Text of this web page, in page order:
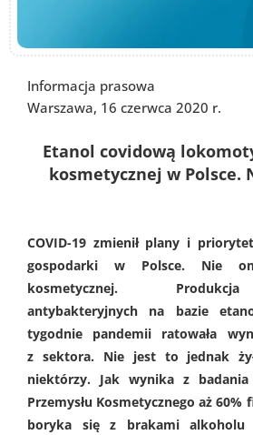
Informacja prasowa
Warszawa, 16 czerwca 2020 r.
Etanol covidową
kosmetycznej w Polsce.
COVID-19 zmienił plany i
gospodarki w Polsce. Nie
kosmetycznej.
antybakteryjnych na bazie
tygodnie pandemii ratowała
z sektora. Nie jest to jednak
niektórzy. Jak wynika z badania
Przemysłu Kosmetycznego aż
boryka się z brakami alkoholu